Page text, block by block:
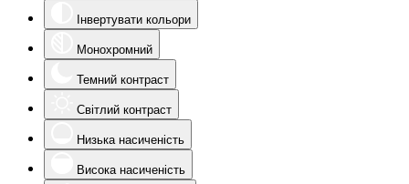
Інвертувати кольори
Монохромний
Темний контраст
Світлий контраст
Низька насиченість
Висока насиченість